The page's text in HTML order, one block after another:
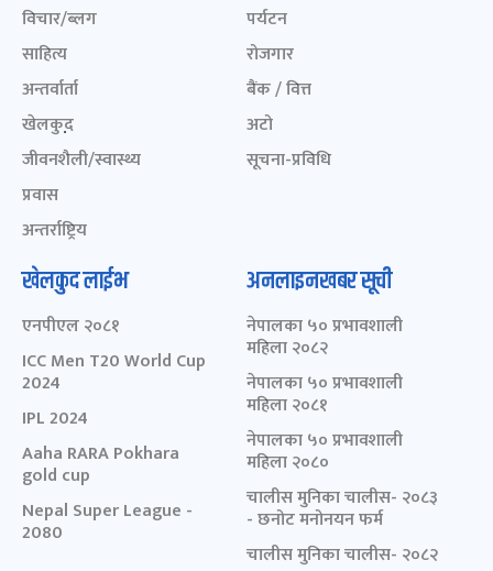
विचार/ब्लग
साहित्य
अन्तर्वार्ता
खेलकुद़़
जीवनशैली/स्वास्थ्य
प्रवास
अन्तर्राष्ट्रिय
पर्यटन
रोजगार
बैंक / वित्त
अटो
सूचना-प्रविधि
खेलकुद लाईभ
एनपीएल २०८१
ICC Men T20 World Cup
2024
IPL 2024
Aaha RARA Pokhara
gold cup
Nepal Super League -
2080
अनलाइनखबर सूची
नेपालका ५० प्रभावशाली
महिला २०८२
नेपालका ५० प्रभावशाली
महिला २०८१
नेपालका ५० प्रभावशाली
महिला २०८०
चालीस मुनिका चालीस- २०८३
- छनोट मनोनयन फर्म
चालीस मुनिका चालीस- २०८२